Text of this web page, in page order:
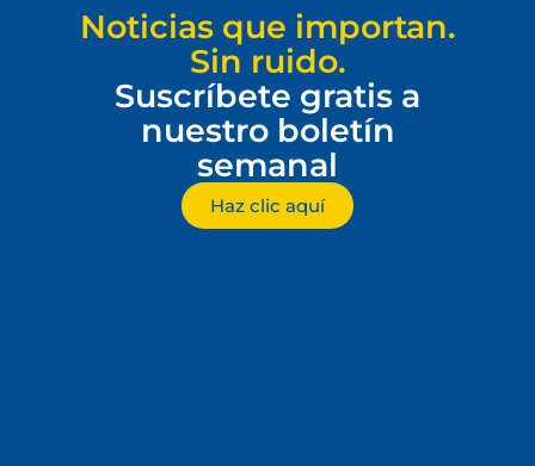
Noticias que importan.
Sin ruido.
Suscríbete gratis a
nuestro boletín
semanal
Haz clic aquí